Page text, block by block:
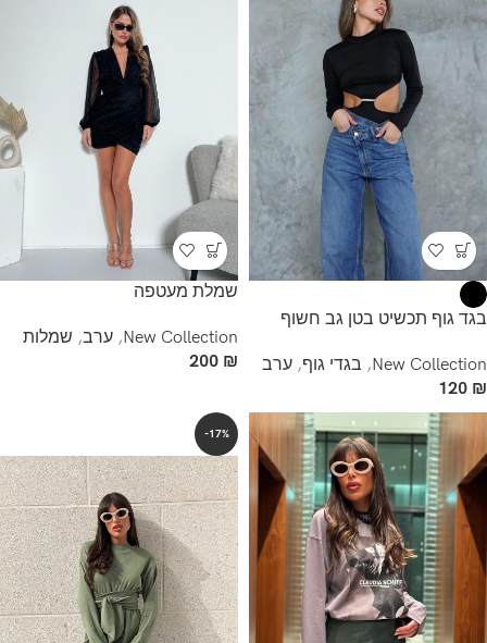
בגד גוף תכשיט בטן גב חשוף
New Collection
, בגדי גוף, ערב
120 ₪
שמלת מעטפה
New Collection
, ערב, שמלות
200 ₪
-17%